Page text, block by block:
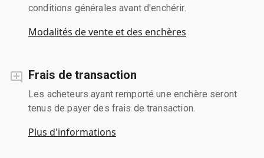
conditions générales avant d'enchérir.
Modalités de vente et des enchères
Frais de transaction
Les acheteurs ayant remporté une enchère seront
tenus de payer des frais de transaction.
Plus d'informations